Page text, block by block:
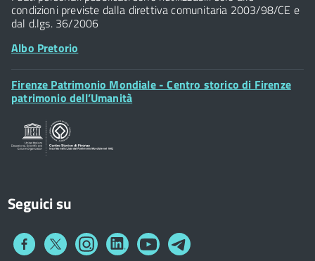
Posta Elettronica Certificata
condizioni previste dalla direttiva comunitaria 2003/98/CE e
dal d.lgs. 36/2006
Albo Pretorio
Footer
Widget
Firenze Patrimonio Mondiale - Centro storico di Firenze
patrimonio dell’Umanità
Seguici su
Collegamento
Collegamento
a
Collegamento
a
Collegamento
a
Collegamento
a
Collegamento
a